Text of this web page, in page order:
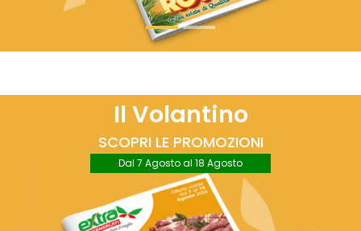
Il Volantino
SCOPRI LE PROMOZIONI
Dal 7 Agosto al 18 Agosto